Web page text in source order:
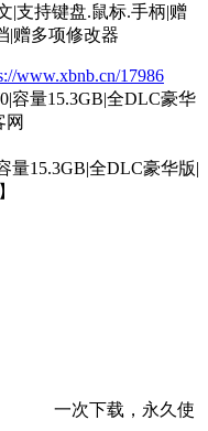
|支持键盘.鼠标.手柄|赠
|赠多项修改器
www.xbnb.cn/17986
量15.3GB|全DLC豪华版|
一次下载，永久使